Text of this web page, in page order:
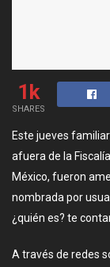
1k
SHARES
Este jueves
afuera de la
México, fueron
nombrada por
¿quién es? te
A través de redes